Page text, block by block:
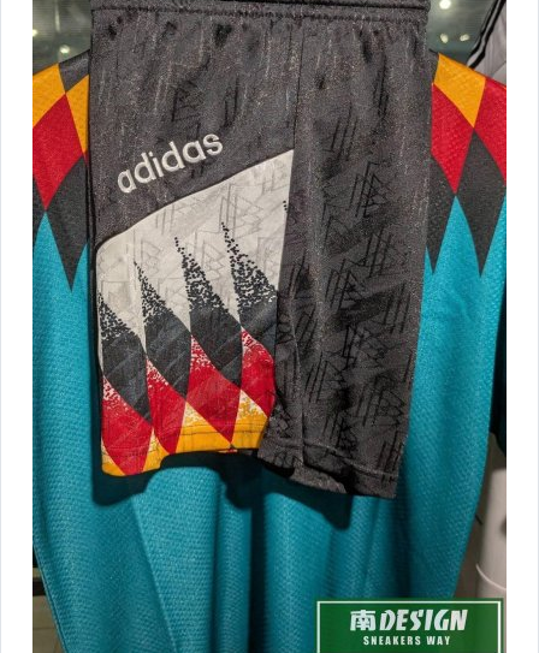
LIKE、X-CTRL街頭品牌
JOKESTER 街頭服飾
EASTPAK 時尚包款
SVLE 街頭服飾
Alpha Industries系列服飾
STANCE NBA系列襪子
VAST街頭強勢品牌
FILA 拖鞋
Champion服飾
LOTTO 水鞋
AIR WALK拖鞋
LEVIS 服飾/褲款
NBA授權練習衣